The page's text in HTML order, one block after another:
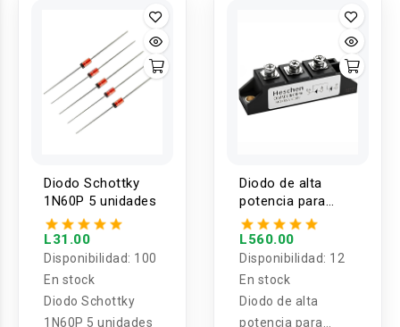
Diodo Schottky
1N60P 5 unidades
L31.00
Disponibilidad: 100
En stock
Diodo Schottky
1N60P 5 unidades
Diodo de alta
potencia para
protección contra
sobrecarga
55A/25A
L560.00
Disponibilidad: 12
En stock
Diodo de alta
potencia para